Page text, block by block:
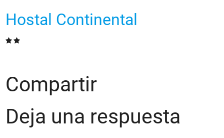
Hostal Continental
Compartir
Deja una respuesta